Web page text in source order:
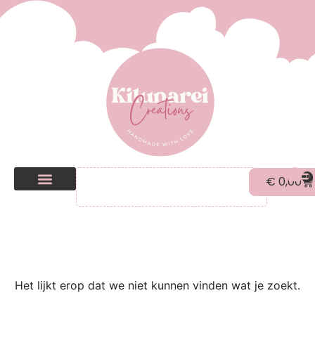
€ 0,00 0
Het lijkt erop dat we niet kunnen vinden wat je zoekt.